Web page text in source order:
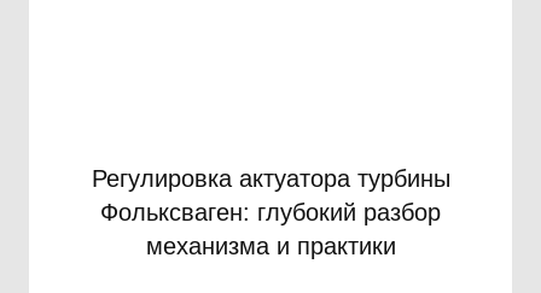
Регулировка актуатора турбины
Фольксваген: глубокий разбор
механизма и практики